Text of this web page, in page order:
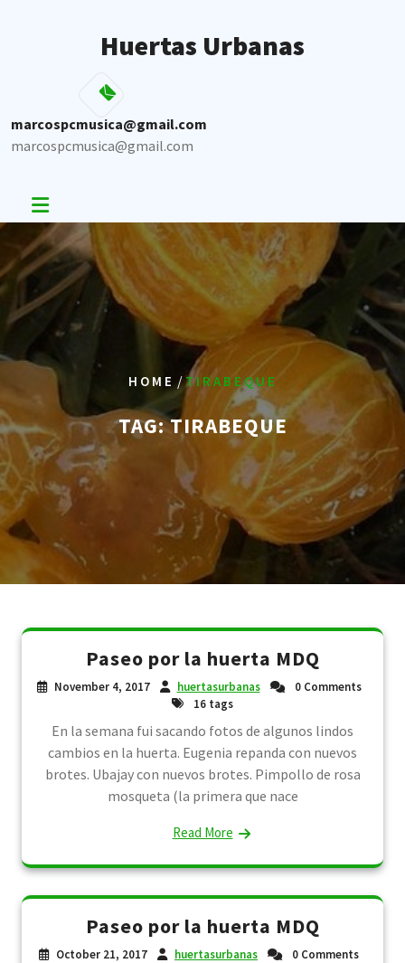
Huertas Urbanas
marcospcmusica@gmail.com
marcospcmusica@gmail.com
HOME /TIRABEQUE
TAG:TIRABEQUE
Paseo por la huerta MDQ
November 4, 2017 huertasurbanas
0 Comments
16 tags
En la semana fui sacando fotos de algunos lindos
cambios en la huerta. Eugenia repanda con nuevos
brotes. Ubajay con nuevos brotes. Pimpollo de rosa
mosqueta (la primera que nace
Read More
Paseo por la huerta MDQ
October 21, 2017 huertasurbanas
0 Comments